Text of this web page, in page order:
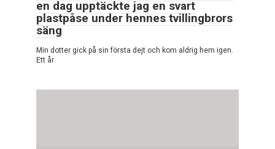
en dag upptäckte jag en svart
plastpåse under hennes tvillingbrors
säng
Min dotter gick på sin första dejt och kom aldrig hem igen.
Ett år